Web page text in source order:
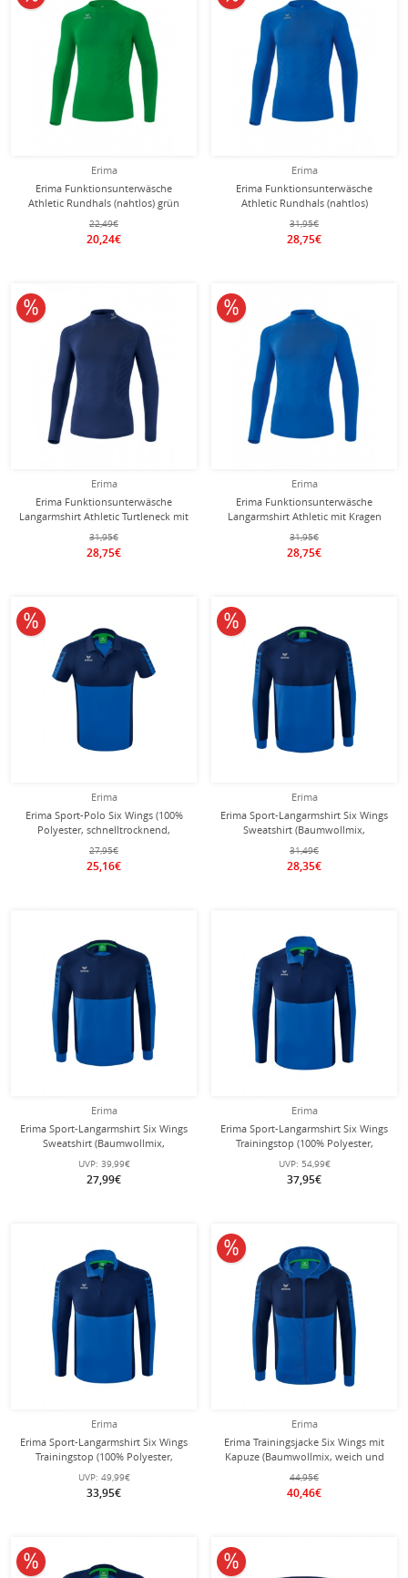
Erima
Erima Funktionsunterwäsche
Athletic Rundhals (nahtlos) grün
Herren
22,49€
20,24€
Erima
Erima Funktionsunterwäsche
Athletic Rundhals (nahtlos)
royalblau Herren
31,95€
28,75€
Erima
Erima Funktionsunterwäsche
Langarmshirt Athletic Turtleneck mit
Kragen (nahtlos) navyblau Herren
31,95€
28,75€
10% reduziert
Erima
Erima Funktionsunterwäsche
Langarmshirt Athletic mit Kragen
(nahtlos) royalblau Herren
31,95€
28,75€
10% reduziert
Erima
Erima Sport-Polo Six Wings (100%
Polyester, schnelltrocknend,
angenehmes Tragegefühl)
royalblau/navyblau Herren
27,95€
25,16€
10% reduziert
Erima
Erima Sport-Langarmshirt Six Wings
Sweatshirt (Baumwollmix,
funktionell) royalblau/navyblau
Herren
31,49€
28,35€
10% reduziert
Erima
Erima Sport-Langarmshirt Six Wings
Sweatshirt (Baumwollmix,
funktionell) royalblau/navyblau
Jungen
UVP: 39,99€
27,99€
Erima
Erima Sport-Langarmshirt Six Wings
Trainingstop (100% Polyester,
Stehkragen, 1/2 Zip)
royalblau/navyblau Herren
UVP: 54,99€
37,95€
Erima
Erima Sport-Langarmshirt Six Wings
Trainingstop (100% Polyester,
Stehkragen, 1/2 Zip)
royalblau/navyblau Jungen
UVP: 49,99€
33,95€
Erima
Erima Trainingsjacke Six Wings mit
Kapuze (Baumwollmix, weich und
bequem) royalblau/navyblau Herren
44,95€
40,46€
10% reduziert
10% reduziert 10% reduziert